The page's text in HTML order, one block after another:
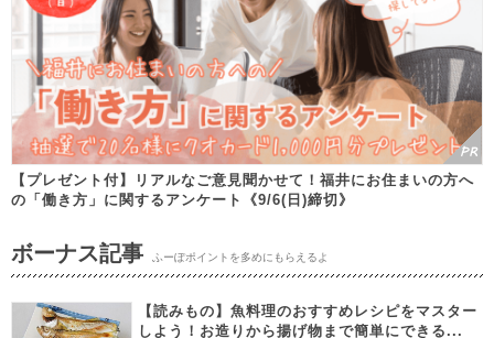
【プレゼント付】リアルなご意見聞かせて！福井にお住まいの方へ
の「働き方」に関するアンケート《9/6(日)締切》
ボーナス記事 ふーぽポイントを多めにもらえるよ
【読みもの】魚料理のおすすめレシピをマスター
しよう！お造りから揚げ物まで簡単にできる...